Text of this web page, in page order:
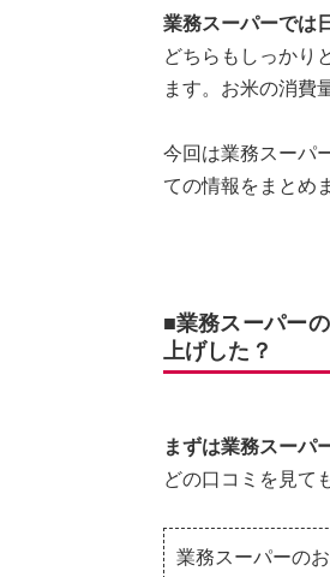
業務スーパーでは
どちらもしっかり
ます。お米の消費
今回は業務スーパ
ての情報をまとめ
■業務スーパー
上げした？
まずは業務スーパ
どの口コミを見て
業務スーパーの